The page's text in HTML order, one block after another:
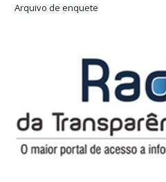
Arquivo de enquete